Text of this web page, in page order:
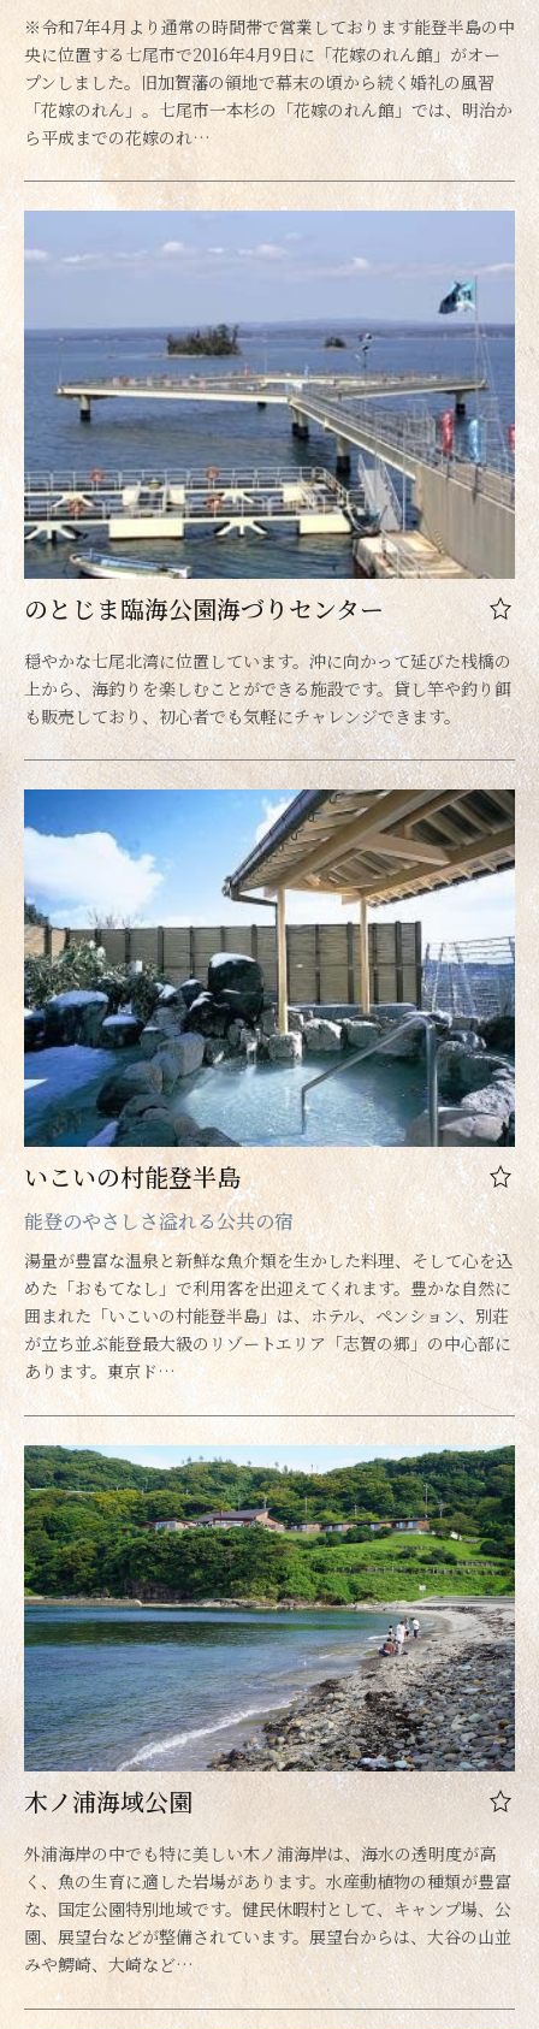
※令和7年4月より通常の時間帯で営業しております能登半島の中
央に位置する七尾市で2016年4月9日に「花嫁のれん館」がオー
プンしました。旧加賀藩の領地で幕末の頃から続く婚礼の風習
「花嫁のれん」。七尾市一本杉の「花嫁のれん館」では、明治か
ら平成までの花嫁のれ…
のとじま臨海公園海づりセンター
穏やかな七尾北湾に位置しています。沖に向かって延びた桟橋の
上から、海釣りを楽しむことができる施設です。貸し竿や釣り餌
も販売しており、初心者でも気軽にチャレンジできます。
いこいの村能登半島
能登のやさしさ溢れる公共の宿
湯量が豊富な温泉と新鮮な魚介類を生かした料理、そして心を込
めた「おもてなし」で利用客を出迎えてくれます。豊かな自然に
囲まれた「いこいの村能登半島」は、ホテル、ペンション、別荘
が立ち並ぶ能登最大級のリゾートエリア「志賀の郷」の中心部に
あります。東京ド…
木ノ浦海域公園
外浦海岸の中でも特に美しい木ノ浦海岸は、海水の透明度が高
く、魚の生育に適した岩場があります。水産動植物の種類が豊富
な、国定公園特別地域です。健民休暇村として、キャンプ場、公
園、展望台などが整備されています。展望台からは、大谷の山並
みや鰐崎、大崎など…